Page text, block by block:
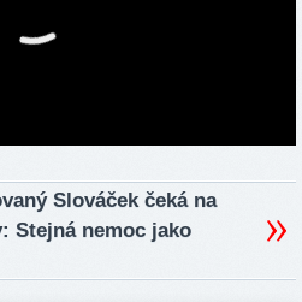
Slováček čeká na
Stejná nemoc jako